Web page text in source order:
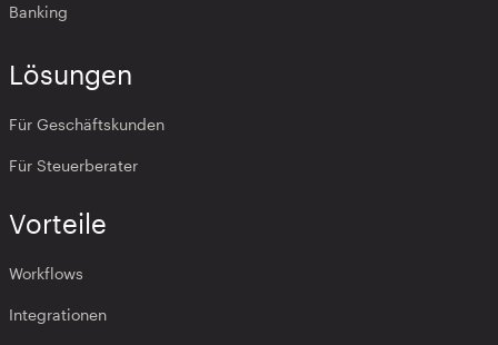
Banking
Lösungen
Für Geschäftskunden
Für Steuerberater
Vorteile
Workflows
Integrationen